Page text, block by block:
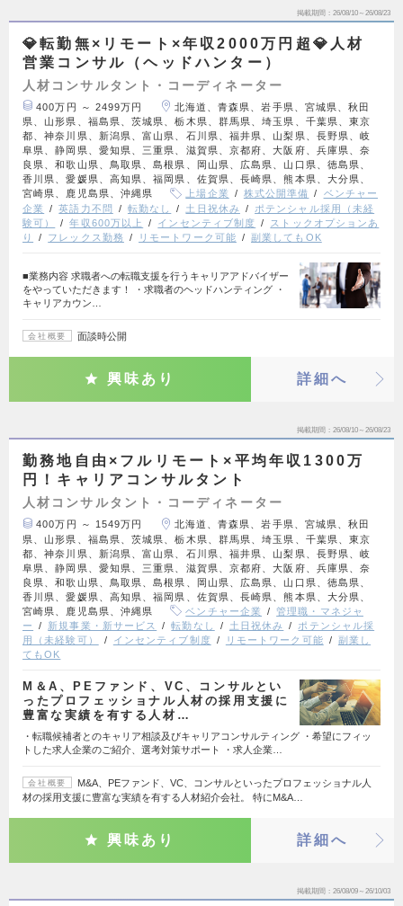
掲載期間 26/08/10～26/08/23
💎転勤無×リモート×年収2000万円超💎人材
営業コンサル（ヘッドハンター）
人材コンサルタント・コーディネーター
400万円 ～ 2499万円
北海道、青森県、岩手県、宮城県、秋田
県、山形県、福島県、茨城県、栃木県、群馬県、埼玉県、千葉県、東京
都、神奈川県、新潟県、富山県、石川県、福井県、山梨県、長野県、岐
阜県、静岡県、愛知県、三重県、滋賀県、京都府、大阪府、兵庫県、奈
良県、和歌山県、鳥取県、島根県、岡山県、広島県、山口県、徳島県、
香川県、愛媛県、高知県、福岡県、佐賀県、長崎県、熊本県、大分県、
宮崎県、鹿児島県、沖縄県
上場企業 株式公開準備
ベンチャー
企業
英語力不問 転勤なし 土日祝休み
ポテンシャル採用（未経
験可）
年収600万以上 インセンティブ制度
ストックオプションあ
り
フレックス勤務 リモートワーク可能 副業してもOK
■業務内容 求職者への転職支援を行うキャリアアドバイザー
をやっていただきます！ ・求職者のヘッドハンティング ・
キャリアカウン…
会社概要 面談時公開
興味あり 詳細へ
掲載期間 26/08/10～26/08/23
勤務地自由×フルリモート×平均年収1300万
円！キャリアコンサルタント
人材コンサルタント・コーディネーター
400万円 ～ 1549万円
北海道、青森県、岩手県、宮城県、秋田
県、山形県、福島県、茨城県、栃木県、群馬県、埼玉県、千葉県、東京
都、神奈川県、新潟県、富山県、石川県、福井県、山梨県、長野県、岐
阜県、静岡県、愛知県、三重県、滋賀県、京都府、大阪府、兵庫県、奈
良県、和歌山県、鳥取県、島根県、岡山県、広島県、山口県、徳島県、
香川県、愛媛県、高知県、福岡県、佐賀県、長崎県、熊本県、大分県、
宮崎県、鹿児島県、沖縄県
ベンチャー企業
管理職・マネジャ
ー
新規事業・新サービス 転勤なし 土日祝休み
ポテンシャル採
用（未経験可）
インセンティブ制度 リモートワーク可能
副業し
てもOK
M＆A、PEファンド、VC、コンサルとい
ったプロフェッショナル人材の採用支援に
豊富な実績を有する人材…
・転職候補者とのキャリア相談及びキャリアコンサルティング ・希望にフィッ
トした求人企業のご紹介、選考対策サポート ・求人企業…
会社概要
M&A、PEファンド、VC、コンサルといったプロフェッショナル人
材の採用支援に豊富な実績を有する人材紹介会社。 特にM&A…
興味あり 詳細へ
掲載期間 26/08/09～26/10/03